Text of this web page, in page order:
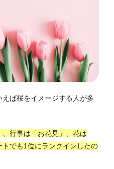
ば桜をイメージする人が多
行事は「お花見」、花は
トでも1位にランクインしたの